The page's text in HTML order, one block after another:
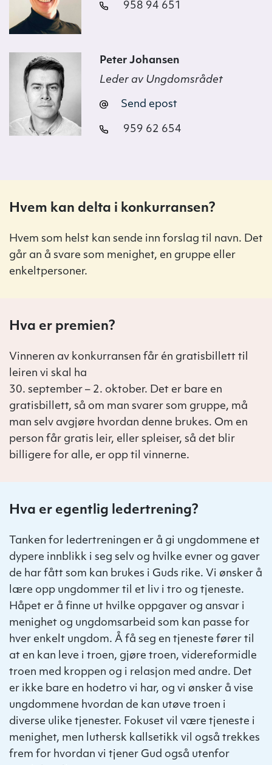
958 94 651
Peter Johansen
Leder av Ungdomsrådet
Send epost
959 62 654
Hvem kan delta i konkurransen?
Hvem som helst kan sende inn forslag til navn. Det
går an å svare som menighet, en gruppe eller
enkeltpersoner.
Hva er premien?
Vinneren av konkurransen får én gratisbillett til
leiren vi skal ha
30. september – 2. oktober. Det er bare en
gratisbillett, så om man svarer som gruppe, må
man selv avgjøre hvordan denne brukes. Om en
person får gratis leir, eller spleiser, så det blir
billigere for alle, er opp til vinnerne.
Hva er egentlig ledertrening?
Tanken for ledertreningen er å gi ungdommene et
dypere innblikk i seg selv og hvilke evner og gaver
de har fått som kan brukes i Guds rike. Vi ønsker å
lære opp ungdommer til et liv i tro og tjeneste.
Håpet er å finne ut hvilke oppgaver og ansvar i
menighet og ungdomsarbeid som kan passe for
hver enkelt ungdom. Å få seg en tjeneste fører til
at en kan leve i troen, gjøre troen, videreformidle
troen med kroppen og i relasjon med andre. Det
er ikke bare en hodetro vi har, og vi ønsker å vise
ungdommene hvordan de kan utøve troen i
diverse ulike tjenester. Fokuset vil være tjeneste i
menighet, men luthersk kallsetikk vil også trekkes
frem for hvordan vi tjener Gud også utenfor